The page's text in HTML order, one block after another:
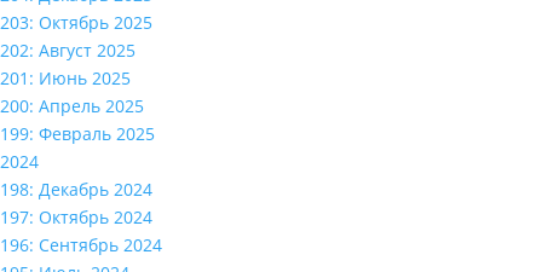
203: Октябрь 2025
202: Август 2025
201: Июнь 2025
200: Апрель 2025
199: Февраль 2025
2024
198: Декабрь 2024
197: Октябрь 2024
196: Сентябрь 2024